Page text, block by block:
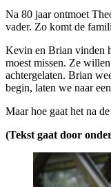
Na 80 jaar ontmoet
vader. Zo komt de
Kevin en Brian vinden
moest missen. Ze
achtergelaten. Brian
begin, laten we naar
Maar hoe gaat het na
(Tekst gaat door